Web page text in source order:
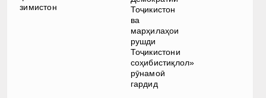
зимистон
Тоҷикистон
ва
марҳилаҳои
рушди
Тоҷикистони
соҳибистиқлол»
рӯнамоӣ
гардид